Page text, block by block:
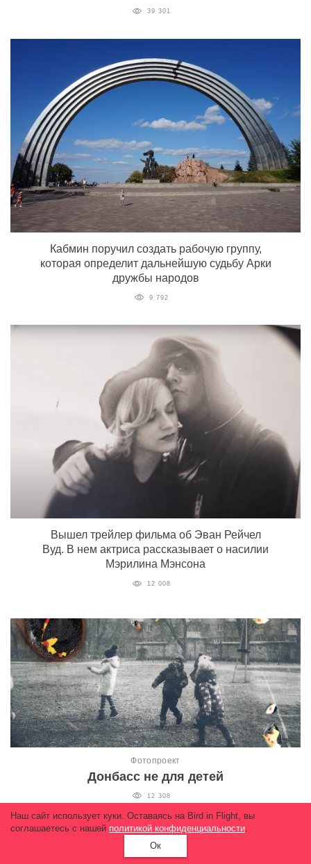
39 301
Кабмин поручил создать рабочую группу,
которая определит дальнейшую судьбу Арки
дружбы народов
9 792
Вышел трейлер фильма об Эван Рейчел
Вуд. В нем актриса рассказывает о насилии
Мэрилина Мэнсона
12 008
Фотопроект
Донбасс не для детей
12 308
Наш сайт использует куки. Оставаясь на Bird in Flight, вы
соглашаетесь с нашей политикой конфиденциальности.
Ок